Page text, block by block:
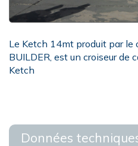
Le Ketch 14mt produit par le
BUILDER, est un croiseur de
Ketch
Données